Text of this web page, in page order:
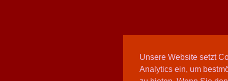
Unsere Website setzt
Analytics ein, um